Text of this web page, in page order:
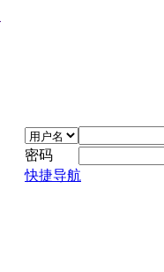
密码
快捷导航